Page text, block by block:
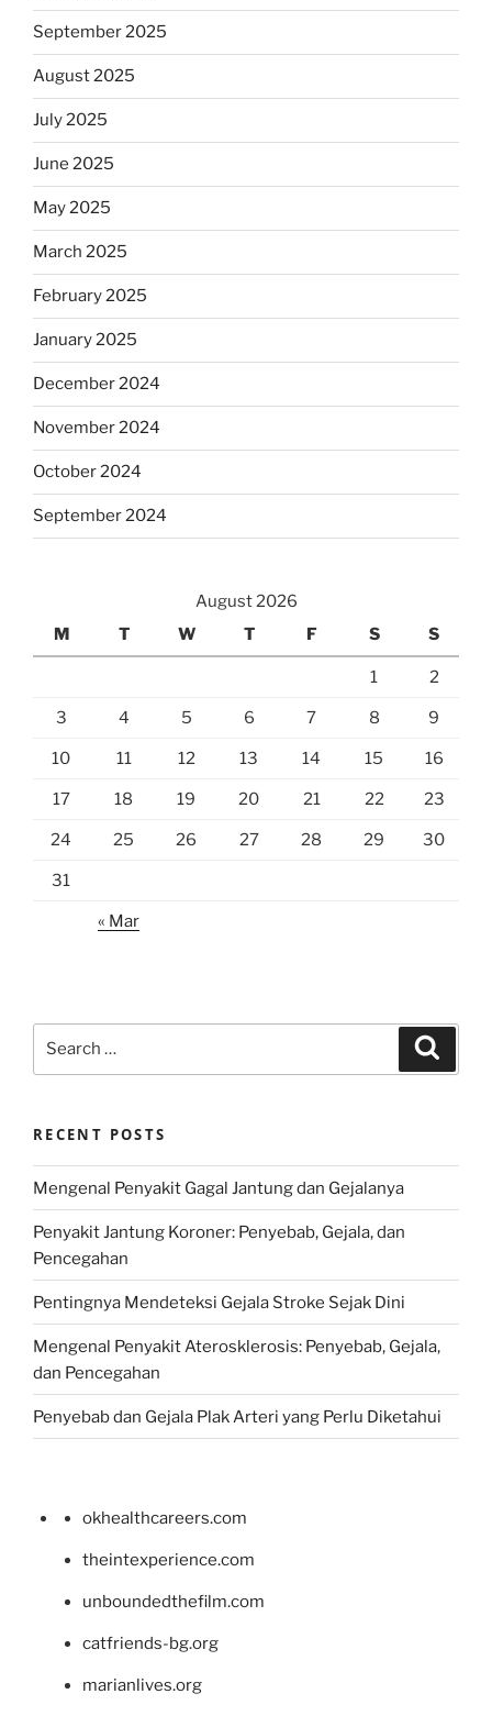
September 2025
August 2025
July 2025
June 2025
May 2025
March 2025
February 2025
January 2025
December 2024
November 2024
October 2024
September 2024
August 2026
M
T W T F S S
1 2
3 4 5 6 7 8 9
10 11 12 13 14 15 16
17 18 19 20 21 22 23
24 25 26 27 28 29 30
31
« Mar
RECENT POSTS
Mengenal Penyakit Gagal Jantung dan Gejalanya
Penyakit Jantung Koroner: Penyebab, Gejala, dan
Pencegahan
Pentingnya Mendeteksi Gejala Stroke Sejak Dini
Mengenal Penyakit Aterosklerosis: Penyebab, Gejala,
dan Pencegahan
Penyebab dan Gejala Plak Arteri yang Perlu Diketahui
okhealthcareers.com
theintexperience.com
unboundedthefilm.com
catfriends-bg.org
marianlives.org